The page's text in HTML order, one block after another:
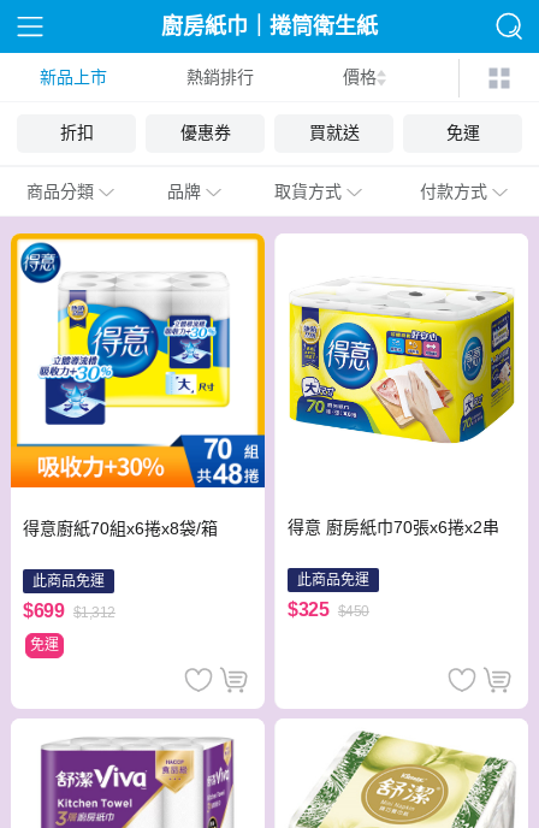
廚房紙巾｜捲筒衛生紙
新品上市 熱銷排行 價格
折扣 優惠券 買就送 免運
商品分類 品牌 取貨方式 付款方式
得意廚紙70組x6捲x8袋/箱
此商品免運
$699 $1,312
免運
得意 廚房紙巾70張x6捲x2串
此商品免運
$325 $450